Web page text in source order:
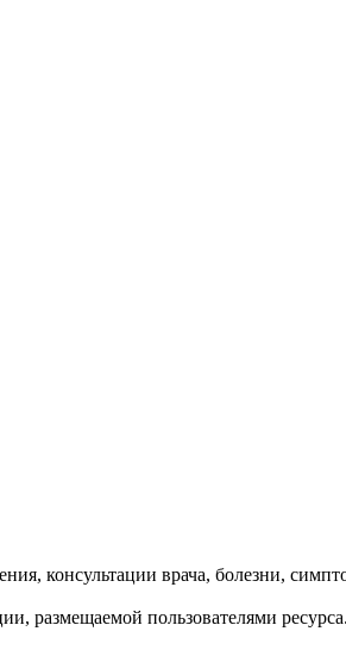
размещаемой пользователями ресурса.